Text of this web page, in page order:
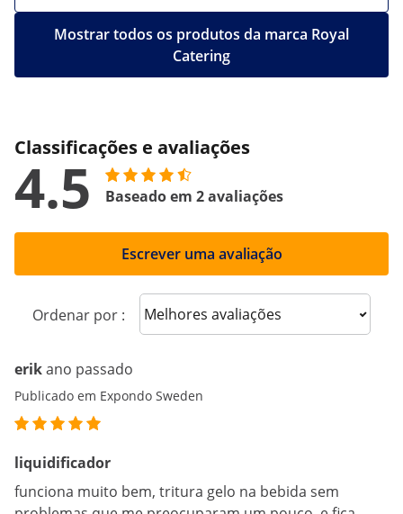
Mostrar todos os produtos da marca Royal
Catering
Classificações e avaliações
4.5 Baseado em 2 avaliações
Escrever uma avaliação
Ordenar por : Sort reviews
erikano passado
Publicado em Expondo Sweden
liquidificador
funciona muito bem, tritura gelo na bebida sem